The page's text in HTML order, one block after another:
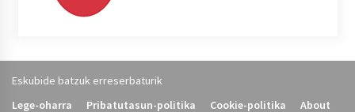
Eskubide batzuk erreserbaturik
Lege-oharra
Pribatutasun-politika Cookie-politika About